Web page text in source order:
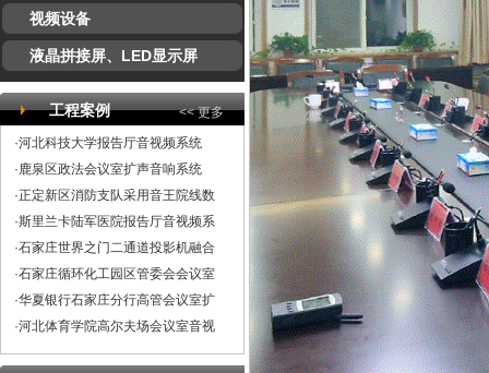
视频设备
液晶拼接屏、LED显示屏
工程案例
<< 更多
·河北科技大学报告厅音视频系统
·鹿泉区政法会议室扩声音响系统
·正定新区消防支队采用音王院线数
·斯里兰卡陆军医院报告厅音视频系
·石家庄世界之门二通道投影机融合
·石家庄循环化工园区管委会会议室
·华夏银行石家庄分行高管会议室扩
·河北体育学院高尔夫场会议室音视